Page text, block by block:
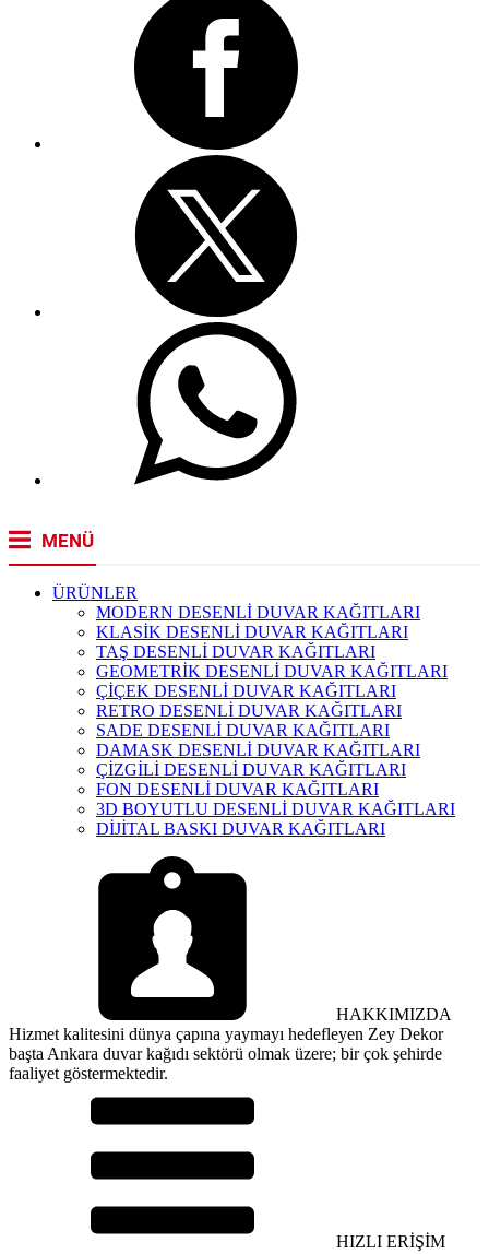
MENÜ
ÜRÜNLER
MODERN DESENLİ DUVAR KAĞITLARI
KLASİK DESENLİ DUVAR KAĞITLARI
TAŞ DESENLİ DUVAR KAĞITLARI
GEOMETRİK DESENLİ DUVAR KAĞITLARI
ÇİÇEK DESENLİ DUVAR KAĞITLARI
RETRO DESENLİ DUVAR KAĞITLARI
SADE DESENLİ DUVAR KAĞITLARI
DAMASK DESENLİ DUVAR KAĞITLARI
ÇİZGİLİ DESENLİ DUVAR KAĞITLARI
FON DESENLİ DUVAR KAĞITLARI
3D BOYUTLU DESENLİ DUVAR KAĞITLARI
DİJİTAL BASKI DUVAR KAĞITLARI
HAKKIMIZDA
Hizmet kalitesini dünya çapına yaymayı hedefleyen Zey Dekor
başta Ankara duvar kağıdı sektörü olmak üzere; bir çok şehirde
faaliyet göstermektedir.
HIZLI ERİŞİM